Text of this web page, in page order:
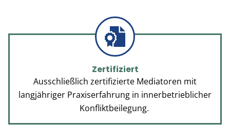
Zertifiziert
Ausschließlich zertifizierte Mediatoren mit
langjähriger Praxiserfahrung in innerbetrieblicher
Konfliktbeilegung.